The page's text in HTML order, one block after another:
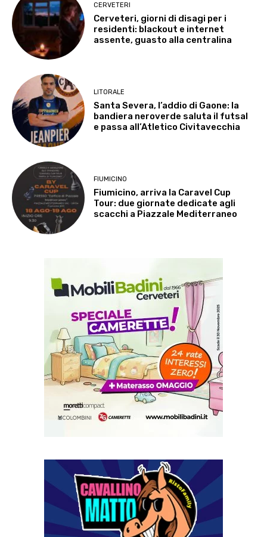
CERVETERI
Cerveteri, giorni di disagi per i
residenti: blackout e internet
assente, guasto alla centralina
LITORALE
Santa Severa, l’addio di Gaone: la
bandiera neroverde saluta il futsal
e passa all’Atletico Civitavecchia
FIUMICINO
Fiumicino, arriva la Caravel Cup
Tour: due giornate dedicate agli
scacchi a Piazzale Mediterraneo